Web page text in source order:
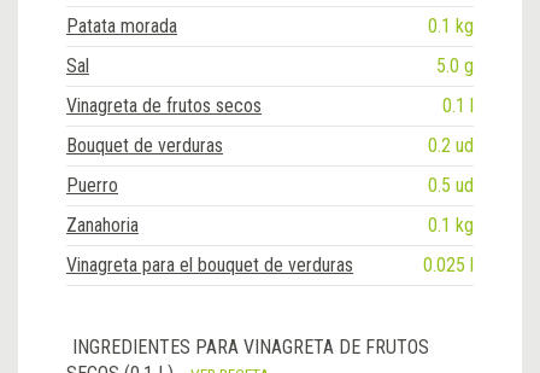
Patata morada
0.1 kg
Sal
5.0 g
Vinagreta de frutos secos
0.1 l
Bouquet de verduras
0.2 ud
Puerro
0.5 ud
Zanahoria
0.1 kg
Vinagreta para el bouquet de verduras
0.025 l
INGREDIENTES PARA VINAGRETA DE FRUTOS